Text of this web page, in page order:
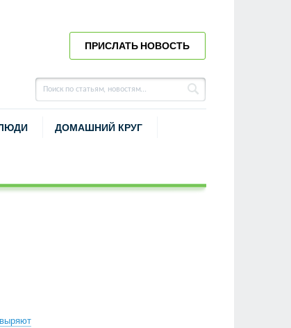
ПРИСЛАТЬ НОВОСТЬ
ДОМАШНИЙ КРУГ